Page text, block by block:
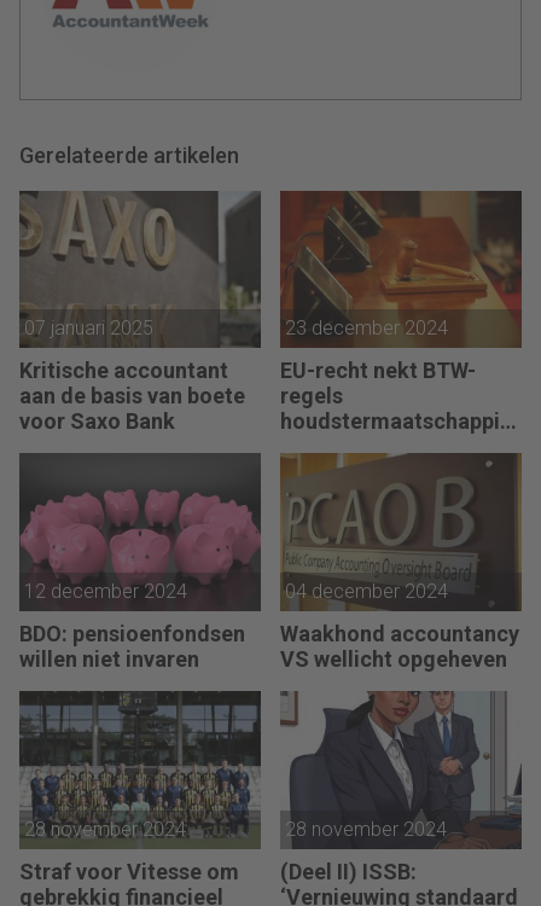
Gerelateerde artikelen
07 januari 2025
Kritische accountant
aan de basis van boete
voor Saxo Bank
23 december 2024
EU-recht nekt BTW-
regels
houdstermaatschappije
n
12 december 2024
BDO: pensioenfondsen
willen niet invaren
04 december 2024
Waakhond accountancy
VS wellicht opgeheven
28 november 2024
Straf voor Vitesse om
gebrekkig financieel
28 november 2024
(Deel II) ISSB:
‘Vernieuwing standaard